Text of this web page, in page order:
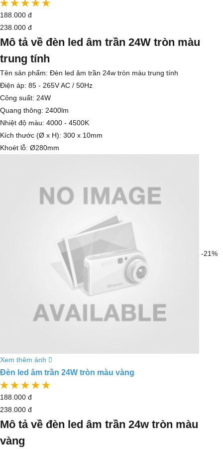
188.000 đ
238.000 đ
Mô tả về đèn led âm trần 24W tròn màu
trung tính
Tên sản phẩm: Đèn led âm trần 24w tròn màu trung tính
Điện áp: 85 - 265V AC / 50Hz
Công suất: 24W
Quang thông: 2400lm
Nhiệt độ màu: 4000 - 4500K
Kích thước (Ø x H): 300 x 10mm
Khoét lỗ: Ø280mm
-21%
Xem thêm ảnh
Đèn led âm trần 24W tròn màu vàng
188.000 đ
238.000 đ
Mô tả về đèn led âm trần 24w tròn màu
vàng